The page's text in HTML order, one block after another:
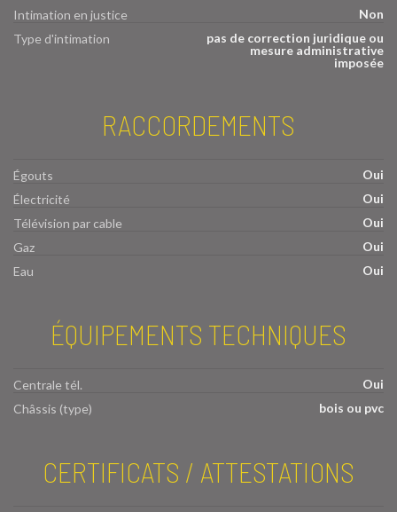
Intimation en justice
Non
Type d'intimation
pas de correction juridique ou
mesure administrative
imposée
RACCORDEMENTS
Égouts
Oui
Électricité
Oui
Télévision par cable
Oui
Gaz
Oui
Eau
Oui
ÉQUIPEMENTS TECHNIQUES
Centrale tél.
Oui
Châssis (type)
bois ou pvc
CERTIFICATS / ATTESTATIONS